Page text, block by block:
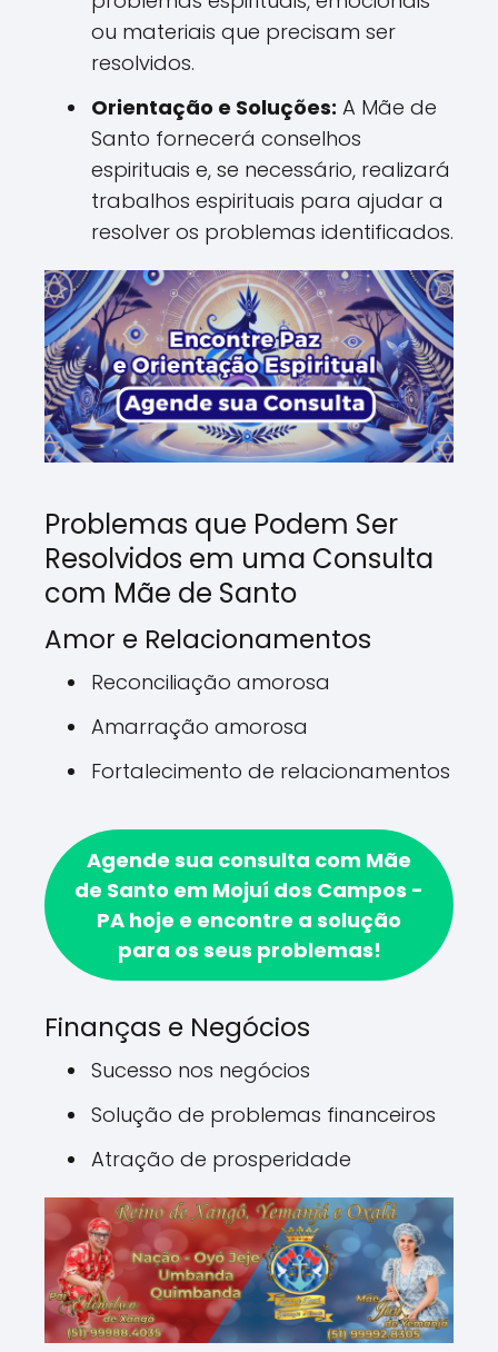
ou materiais que precisam ser
resolvidos.
Orientação e Soluções: A Mãe de
Santo fornecerá conselhos
espirituais e, se necessário, realizará
trabalhos espirituais para ajudar a
resolver os problemas identificados.
Problemas que Podem Ser
Resolvidos em uma Consulta
com Mãe de Santo
Amor e Relacionamentos
Reconciliação amorosa
Amarração amorosa
Fortalecimento de relacionamentos
Agende sua consulta com Mãe
de Santo em Mojuí dos Campos -
PA hoje e encontre a solução
para os seus problemas!
Finanças e Negócios
Sucesso nos negócios
Solução de problemas financeiros
Atração de prosperidade